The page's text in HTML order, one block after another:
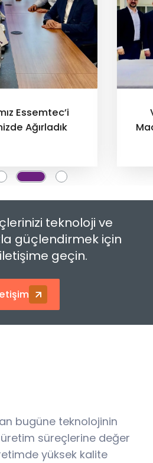
Essemtec’i
Ağırladık
teknoloji ve
güçlendirmek için
geçin.
bugüne teknolojinin
süreçlerine değer
yüksek kalite